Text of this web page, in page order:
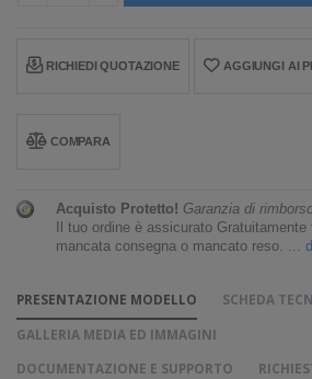
RICHIEDI QUOTAZIONE AGGIUNGI AI
COMPARA
Acquisto Protetto! Garanzia di
Il tuo ordine è assicurato
mancata consegna o mancato reso. ...
PRESENTAZIONE MODELLO
SCHEDA
GALLERIA MEDIA ED IMMAGINI
DOCUMENTAZIONE E SUPPORTO